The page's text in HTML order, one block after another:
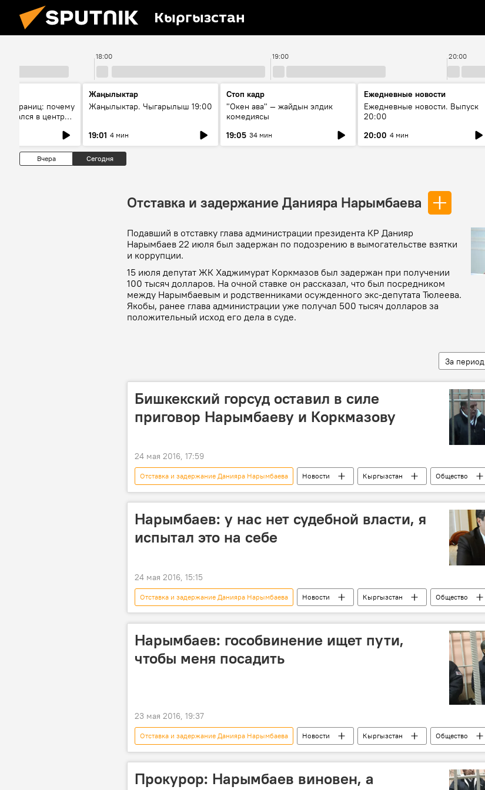
Кыргызстан
18:00 19:00 20:00
границ: почему
в центре
Жаңылыктар
Жаңылыктар. Чыгарылыш 19:00
19:01 4 мин
Стоп кадр
"Окен ава" — жайдын элдик
комедиясы
19:05 34 мин
Ежедневные новости
Ежедневные новости. Выпуск
20:00
20:00 4 мин
Вчера Сегодня
Отставка и задержание Данияра Нарымбаева
Подавший в отставку глава администрации президента КР Данияр
Нарымбаев 22 июля был задержан по подозрению в вымогательстве взятки
и коррупции.
15 июля депутат ЖК Хаджимурат Коркмазов был задержан при получении
100 тысяч долларов. На очной ставке он рассказал, что был посредником
между Нарымбаевым и родственниками осужденного экс-депутата Тюлеева.
Якобы, ранее глава администрации уже получал 500 тысяч долларов за
положительный исход его дела в суде.
За период
Бишкекский горсуд оставил в силе
приговор Нарымбаеву и Коркмазову
24 мая 2016, 17:59
Отставка и задержание Данияра Нарымбаева Новости Кыргызстан
Общество
Задержание депутата Хаджимурата Коркмазова
Данияр Нарымбаев
Нарымбаев: у нас нет судебной власти, я
испытал это на себе
24 мая 2016, 15:15
Отставка и задержание Данияра Нарымбаева Новости Кыргызстан
Общество
Данияр Нарымбаев
Бишкекский городской суд судебная власть
Нарымбаев: гособвинение ищет пути,
чтобы меня посадить
23 мая 2016, 19:37
Отставка и задержание Данияра Нарымбаева Новости Кыргызстан
Общество
Хаджимурат Коркмазов
Данияр Нарымбаев суд
Прокурор: Нарымбаев виновен, а